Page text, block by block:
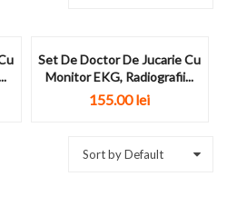
Set De Doctor De Jucarie Cu
Monitor EKG, Radiografii...
155.00lei
Sort by Default